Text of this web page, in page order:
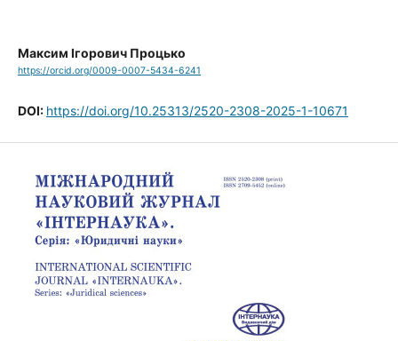
Максим Ігорович Процько
https://orcid.org/0009-0007-5434-6241
DOI: https://doi.org/10.25313/2520-2308-2025-1-10671